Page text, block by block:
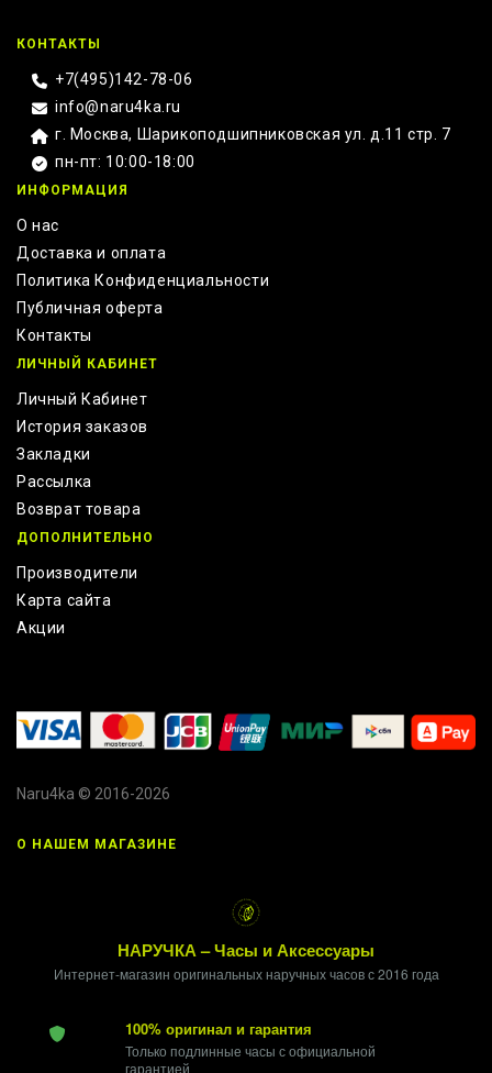
КОНТАКТЫ
+7(495)142-78-06
info@naru4ka.ru
г. Москва, Шарикоподшипниковская ул. д.11 стр. 7
пн-пт: 10:00-18:00
ИНФОРМАЦИЯ
О нас
Доставка и оплата
Политика Конфиденциальности
Публичная оферта
Контакты
ЛИЧНЫЙ КАБИНЕТ
Личный Кабинет
История заказов
Закладки
Рассылка
Возврат товара
ДОПОЛНИТЕЛЬНО
Производители
Карта сайта
Акции
Naru4ka © 2016-2026
О НАШЕМ МАГАЗИНЕ
НАРУЧКА – Часы и Аксессуары
Интернет-магазин оригинальных наручных часов с 2016 года
100% оригинал и гарантия
Только подлинные часы с официальной
гарантией